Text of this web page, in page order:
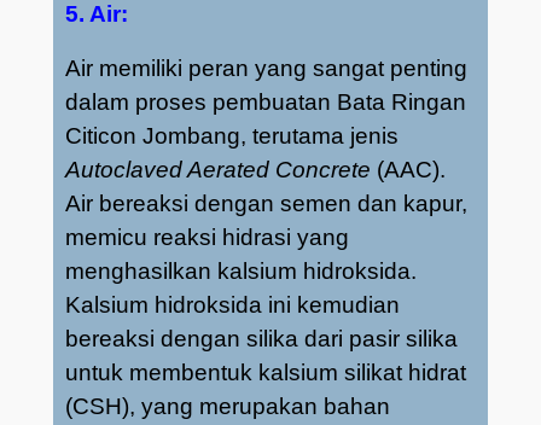
5. Air:
Air memiliki peran yang sangat penting
dalam proses pembuatan Bata Ringan
Citicon Jombang, terutama jenis
Autoclaved Aerated Concrete (AAC).
Air bereaksi dengan semen dan kapur,
memicu reaksi hidrasi yang
menghasilkan kalsium hidroksida.
Kalsium hidroksida ini kemudian
bereaksi dengan silika dari pasir silika
untuk membentuk kalsium silikat hidrat
(CSH), yang merupakan bahan